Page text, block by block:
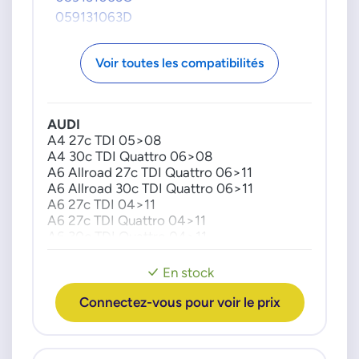
059131063D
Voir toutes les compatibilités
En stock
Connectez-vous pour voir le prix
AUDI
A4 27c TDI 05>08
A4 30c TDI Quattro 06>08
A6 Allroad 27c TDI Quattro 06>11
A6 Allroad 30c TDI Quattro 06>11
A6 27c TDI 04>11
A6 27c TDI Quattro 04>11
Q7 30c TDI Quattro 06>10
VW
Touareg 30c TDI 06>10